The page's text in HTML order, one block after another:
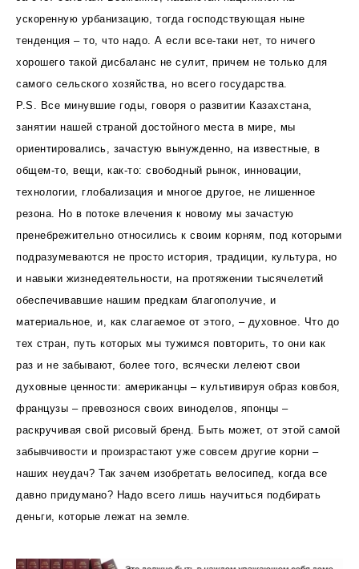
ускоренную урбанизацию, тогда господствующая ныне
тенденция – то, что надо. А если все-таки нет, то ничего
хорошего такой дисбаланс не сулит, причем не только для
самого сельского хозяйства, но всего государства.
P.S. Все минувшие годы, говоря о развитии Казахстана,
занятии нашей страной достойного места в мире, мы
ориентировались, зачастую вынужденно, на известные, в
общем-то, вещи, как-то: свободный рынок, инновации,
технологии, глобализация и многое другое, не лишенное
резона. Но в потоке влечения к новому мы зачастую
пренебрежительно относились к своим корням, под которыми
подразумеваются не просто история, традиции, культура, но
и навыки жизнедеятельности, на протяжении тысячелетий
обеспечивавшие нашим предкам благополучие, и
материальное, и, как слагаемое от этого, – духовное. Что до
тех стран, путь которых мы тужимся повторить, то они как
раз и не забывают, более того, всячески лелеют свои
духовные ценности: американцы – культивируя образ ковбоя,
французы – превознося своих виноделов, японцы –
раскручивая свой рисовый бренд. Быть может, от этой самой
забывчивости и произрастают уже совсем другие корни –
наших неудач? Так зачем изобретать велосипед, когда все
давно придумано? Надо всего лишь научиться подбирать
деньги, которые лежат на земле.